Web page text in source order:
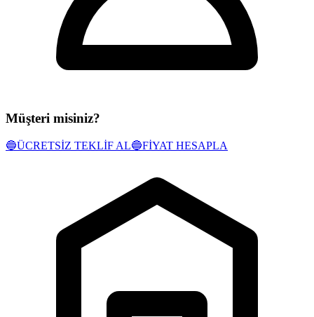
Müşteri misiniz?
🔵ÜCRETSİZ TEKLİF AL🔵FİYAT HESAPLA